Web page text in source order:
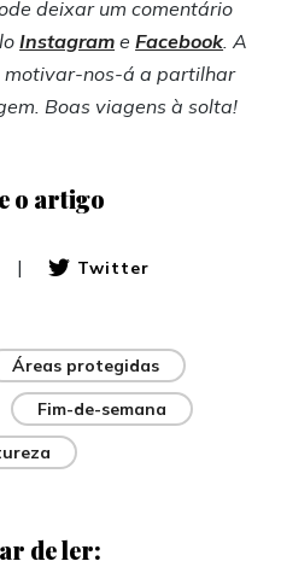
deixar um comentário
Instagram eFacebook. A
motivar-nos-á a partilhar
Boas viagens à solta!
o artigo
| Twitter
Áreas protegidas
Fim-de-semana
de ler: